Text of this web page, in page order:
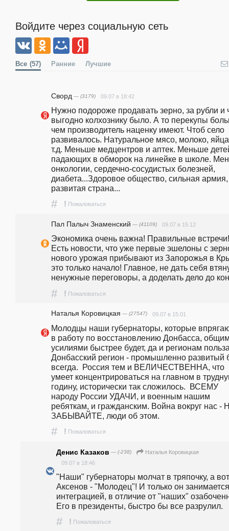
Войдите через социальную сеть
Все (57) Ранние Лучшие
Сворд — (3179) 09.07 в 18:42
Нужно подороже продавать зерно, за рубли и
выгодно колхознику было. А то перекупы
чем производитель наценку имеют. Чтоб село
развивалось. Натуральное мясо, молоко,
т.д. Меньше медцентров и аптек. Меньше
падающих в обморок на линейке в школе.
онкологии, сердечно-сосудистых болезней,
диабета...Здоровое общество, сильная армия,
развитая страна...
# ! Пожаловаться
Пал Палыч Знаменский — (41109) 09.07 в 15:12
Экономика очень важна! Правильные встречи!
Есть новости, что уже первые эшелоны с
нового урожая прибывают из Запорожья в
это только начало! Главное, не дать себя
ненужные переговоры, а доделать дело до
# ! Пожаловаться
Наталья Коровицкая — (27547) 09.07 в 15:01
Молодцы наши губернаторы, которые
в работу по восстановлению Донбасса,
усилиями быстрее будет, да и регионам
Донбасский регион - промышленно развитый
всегда.  Россия тем и ВЕЛИЧЕСТВЕННА, что
умеет концентрироваться на главном в
годину, исторически так сложилось.  ВСЕМУ
народу России УДАЧИ, и военным нашим
ребяткам, и гражданским. Война вокруг нас -
ЗАБЫВАЙТЕ, люди об этом.
# ! Пожаловаться
Денис Казаков — (-238)
Наталья Коровицкая
09.07 в 18:46
"Наши" губернаторы молчат в тряпочку, а вот
Аксенов - "Молодец"! И только он занимается
интеграцией, в отличие от "наших"
Его в президенты, быстро бы все разрулил.
# ! Пожаловаться